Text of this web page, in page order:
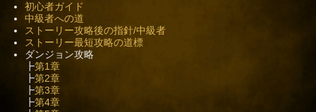
初心者ガイド
中級者への道
ストーリー攻略後の指針/中級者
ストーリー最短攻略の道標
ダンジョン攻略
┣第1章
┣第2章
┣第3章
┣第4章